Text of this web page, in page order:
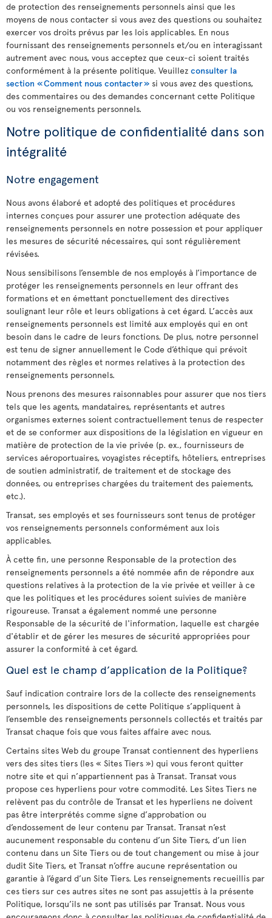
de protection des renseignements personnels ainsi que les
moyens de nous contacter si vous avez des questions ou souhaitez
exercer vos droits prévus par les lois applicables. En nous
fournissant des renseignements personnels et/ou en interagissant
autrement avec nous, vous acceptez que ceux-ci soient traités
conformément à la présente politique. Veuillez consulter la
section « Comment nous contacter » si vous avez des questions,
des commentaires ou des demandes concernant cette Politique
ou vos renseignements personnels.
Notre politique de confidentialité dans son
intégralité
Notre engagement
Nous avons élaboré et adopté des politiques et procédures
internes conçues pour assurer une protection adéquate des
renseignements personnels en notre possession et pour appliquer
les mesures de sécurité nécessaires, qui sont régulièrement
révisées.
Nous sensibilisons l’ensemble de nos employés à l’importance de
protéger les renseignements personnels en leur offrant des
formations et en émettant ponctuellement des directives
soulignant leur rôle et leurs obligations à cet égard. L’accès aux
renseignements personnels est limité aux employés qui en ont
besoin dans le cadre de leurs fonctions. De plus, notre personnel
est tenu de signer annuellement le Code d’éthique qui prévoit
notamment des règles et normes relatives à la protection des
renseignements personnels.
Nous prenons des mesures raisonnables pour assurer que nos tiers
tels que les agents, mandataires, représentants et autres
organismes externes soient contractuellement tenus de respecter
et de se conformer aux dispositions de la législation en vigueur en
matière de protection de la vie privée (p. ex., fournisseurs de
services aéroportuaires, voyagistes réceptifs, hôteliers, entreprises
de soutien administratif, de traitement et de stockage des
données, ou entreprises chargées du traitement des paiements,
etc.).
Transat, ses employés et ses fournisseurs sont tenus de protéger
vos renseignements personnels conformément aux lois
applicables.
À cette fin, une personne Responsable de la protection des
renseignements personnels a été nommée afin de répondre aux
questions relatives à la protection de la vie privée et veiller à ce
que les politiques et les procédures soient suivies de manière
rigoureuse. Transat a également nommé une personne
Responsable de la sécurité de l'information, laquelle est chargée
d'établir et de gérer les mesures de sécurité appropriées pour
assurer la conformité à cet égard.
Quel est le champ d’application de la Politique?
Sauf indication contraire lors de la collecte des renseignements
personnels, les dispositions de cette Politique s’appliquent à
l’ensemble des renseignements personnels collectés et traités par
Transat chaque fois que vous faites affaire avec nous.
Certains sites Web du groupe Transat contiennent des hyperliens
vers des sites tiers (les « Sites Tiers ») qui vous feront quitter
notre site et qui n’appartiennent pas à Transat. Transat vous
propose ces hyperliens pour votre commodité. Les Sites Tiers ne
relèvent pas du contrôle de Transat et les hyperliens ne doivent
pas être interprétés comme signe d’approbation ou
d’endossement de leur contenu par Transat. Transat n’est
aucunement responsable du contenu d’un Site Tiers, d’un lien
contenu dans un Site Tiers ou de tout changement ou mise à jour
dudit Site Tiers, et Transat n’offre aucune représentation ou
garantie à l’égard d’un Site Tiers. Les renseignements recueillis par
ces tiers sur ces autres sites ne sont pas assujettis à la présente
Politique, lorsqu’ils ne sont pas utilisés par Transat. Nous vous